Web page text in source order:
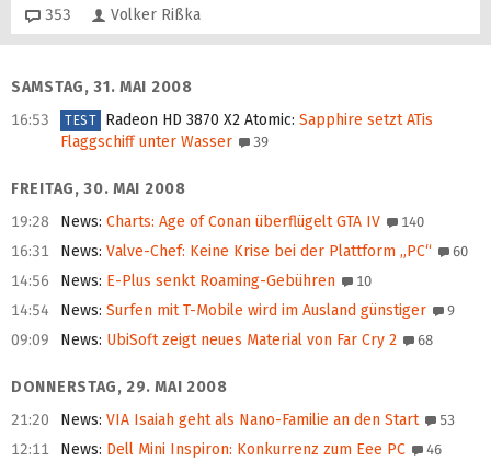
353 Kommentare
Volker Rißka
SAMSTAG, 31. MAI 2008
16:53
TEST Radeon HD 3870 X2 Atomic: Sapphire setzt ATis
Flaggschiff unter Wasser
39
FREITAG, 30. MAI 2008
19:28
News: Charts: Age of Conan überflügelt GTA IV 140
16:31 News: Valve-Chef: Keine Krise bei der Plattform „PC“ 60
14:56 News: E-Plus senkt Roaming-Gebühren 10
14:54 News: Surfen mit T-Mobile wird im Ausland günstiger 9
09:09 News: UbiSoft zeigt neues Material von Far Cry 2 68
DONNERSTAG, 29. MAI 2008
21:20
News: VIA Isaiah geht als Nano-Familie an den Start 53
12:11 News: Dell Mini Inspiron: Konkurrenz zum Eee PC 46